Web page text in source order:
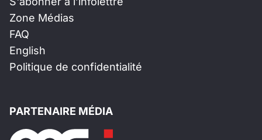
Zone Médias
FAQ
English
Politique de confidentialité
PARTENAIRE MÉDIA